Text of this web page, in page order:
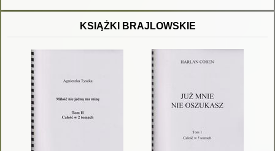
KSIĄŻKI BRAJLOWSKIE